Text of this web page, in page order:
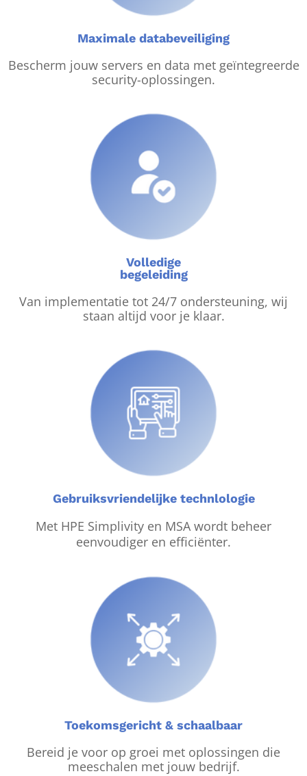
Maximale databeveiliging
Bescherm jouw servers en data met geïntegreerde
security-oplossingen.
Volledige
begeleiding
Van implementatie tot 24/7 ondersteuning, wij
staan altijd voor je klaar.
Gebruiksvriendelijke technlologie
Met HPE Simplivity en MSA wordt beheer
eenvoudiger en efficiënter.
Toekomsgericht & schaalbaar
Bereid je voor op groei met oplossingen die
meeschalen met jouw bedrijf.